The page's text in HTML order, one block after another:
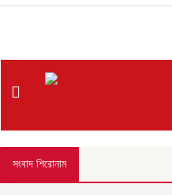
সংবাদ শিরোনাম